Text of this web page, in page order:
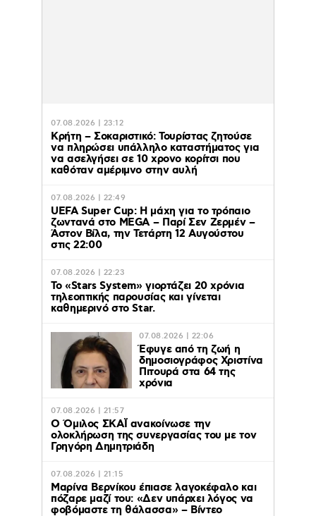
07.08.2026 | 23:12
Κρήτη – Σοκαριστικό: Τουρίστας ζητούσε
να πληρώσει υπάλληλο καταστήματος για
να ασελγήσει σε 10 χρονο κορίτσι που
καθόταν αμέριμνο στην αυλή
07.08.2026 | 22:49
UEFA Super Cup: Η μάχη για το τρόπαιο
ζωντανά στο MEGA – Παρί Σεν Ζερμέν –
Άστον Βίλα, την Τετάρτη 12 Αυγούστου
στις 22:00
07.08.2026 | 22:23
Το «Stars System» γιορτάζει 20 χρόνια
τηλεοπτικής παρουσίας και γίνεται
καθημερινό στο Star.
07.08.2026 | 22:06
Έφυγε από τη ζωή η
δημοσιογράφος Χριστίνα
Πιτουρά στα 64 της
χρόνια
07.08.2026 | 21:57
Ο Όμιλος ΣΚΑΪ ανακοίνωσε την
ολοκλήρωση της συνεργασίας του με τον
Γρηγόρη Δημητριάδη
07.08.2026 | 21:15
Μαρίνα Βερνίκου έπιασε λαγοκέφαλο και
πόζαρε μαζί του: «Δεν υπάρχει λόγος να
φοβόμαστε τη θάλασσα» – Βίντεο